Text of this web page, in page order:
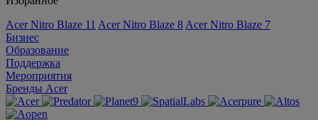
Acer Nitro Blaze 11 Acer Nitro Blaze 8 Acer Nitro Blaze 7
Бизнес
Образование
Поддержка
Мероприятия
Бренды Acer